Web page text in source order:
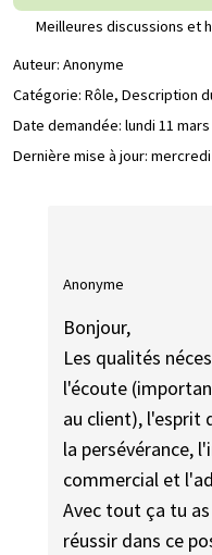
Meilleures discussions et
Auteur: Anonyme
Catégorie: Rôle, Description
Date demandée: lundi 11
Dernière mise à jour: mercredi
Anonyme
Bonjour,
Les qualités
l'écoute
au client), l'esprit
la persévérance,
commercial et
Avec tout ça tu
réussir dans ce